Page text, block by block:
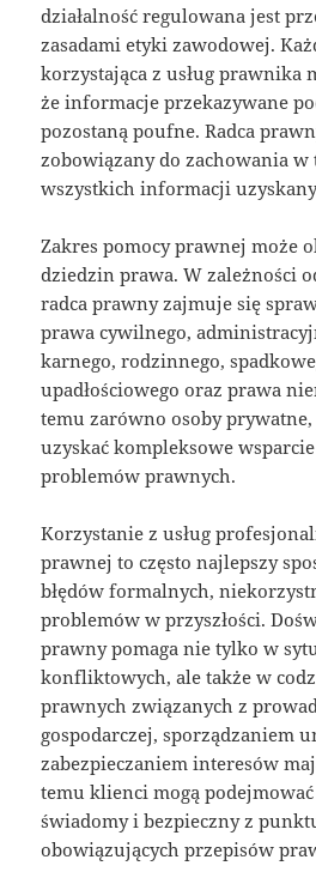
działalność regulowana jest
zasadami etyki zawodowej.
korzystająca z usług prawnika
że informacje przekazywane
pozostaną poufne. Radca
zobowiązany do zachowania w
wszystkich informacji
Zakres pomocy prawnej może
dziedzin prawa. W zależności
radca prawny zajmuje się
prawa cywilnego,
karnego, rodzinnego,
upadłościowego oraz prawa
temu zarówno osoby
uzyskać kompleksowe
problemów prawnych.
Korzystanie z usług
prawnej to często najlepszy
błędów formalnych,
problemów w przyszłości.
prawny pomaga nie tylko w
konfliktowych, ale także w
prawnych związanych z
gospodarczej, sporządzaniem
zabezpieczaniem interesów
temu klienci mogą
świadomy i bezpieczny z
obowiązujących przepisów